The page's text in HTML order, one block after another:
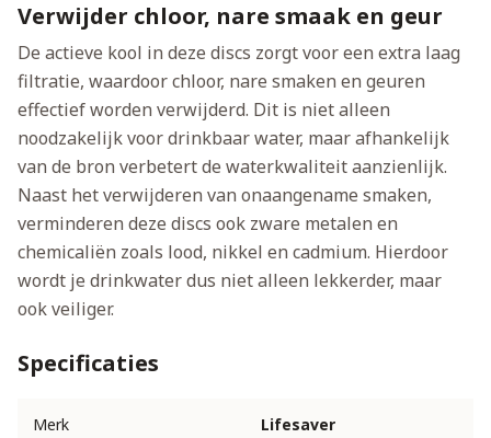
Verwijder chloor, nare smaak en geur
De actieve kool in deze discs zorgt voor een extra laag
filtratie, waardoor chloor, nare smaken en geuren
effectief worden verwijderd. Dit is niet alleen
noodzakelijk voor drinkbaar water, maar afhankelijk
van de bron verbetert de waterkwaliteit aanzienlijk.
Naast het verwijderen van onaangename smaken,
verminderen deze discs ook zware metalen en
chemicaliën zoals lood, nikkel en cadmium. Hierdoor
wordt je drinkwater dus niet alleen lekkerder, maar
ook veiliger.
Specificaties
Merk Lifesaver